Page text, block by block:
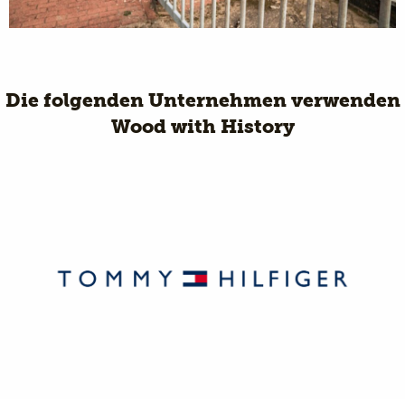
Die folgenden Unternehmen verwenden
Wood with History